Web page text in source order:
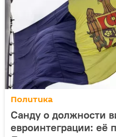
Политика
Санду о должности
евроинтеграции: её